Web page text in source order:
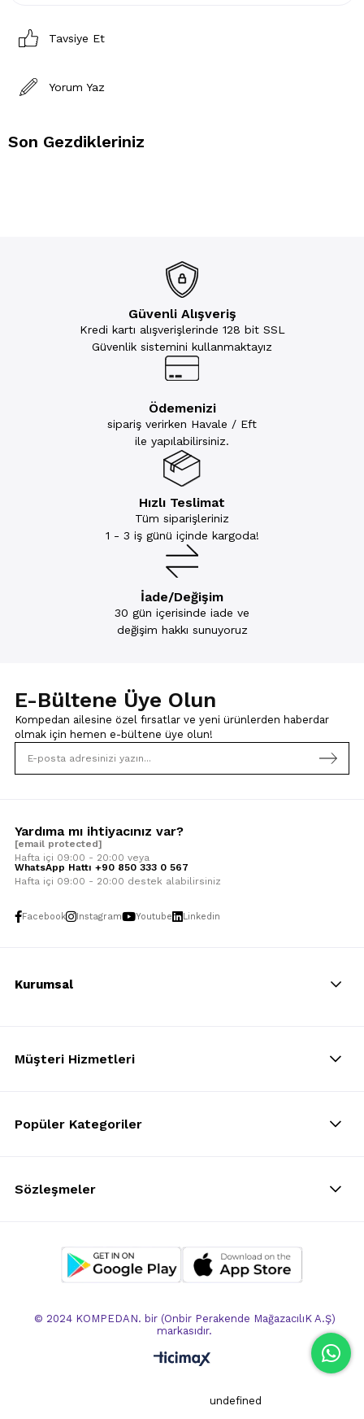
Tavsiye Et
Yorum Yaz
Son Gezdikleriniz
Güvenli Alışveriş
Kredi kartı alışverişlerinde 128 bit SSL
Güvenlik sistemini kullanmaktayız
Ödemenizi
sipariş verirken Havale / Eft
ile yapılabilirsiniz.
Hızlı Teslimat
Tüm siparişleriniz
1 - 3 iş günü içinde kargoda!
İade/Değişim
30 gün içerisinde iade ve
değişim hakkı sunuyoruz
E-Bültene Üye Olun
Kompedan ailesine özel fırsatlar ve yeni ürünlerden haberdar
olmak için hemen e-bültene üye olun!
Yardıma mı ihtiyacınız var?
[email protected]
Hafta içi 09:00 - 20:00 veya
WhatsApp Hattı +90 850 333 0 567
Hafta içi 09:00 - 20:00 destek alabilirsiniz
Facebook Instagram Youtube Linkedin
Kurumsal
Müşteri Hizmetleri
Popüler Kategoriler
Sözleşmeler
© 2024 KOMPEDAN. bir (Onbir Perakende MağazacılıK A.Ş)
markasıdır.
undefined